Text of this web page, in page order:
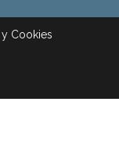
Cookies